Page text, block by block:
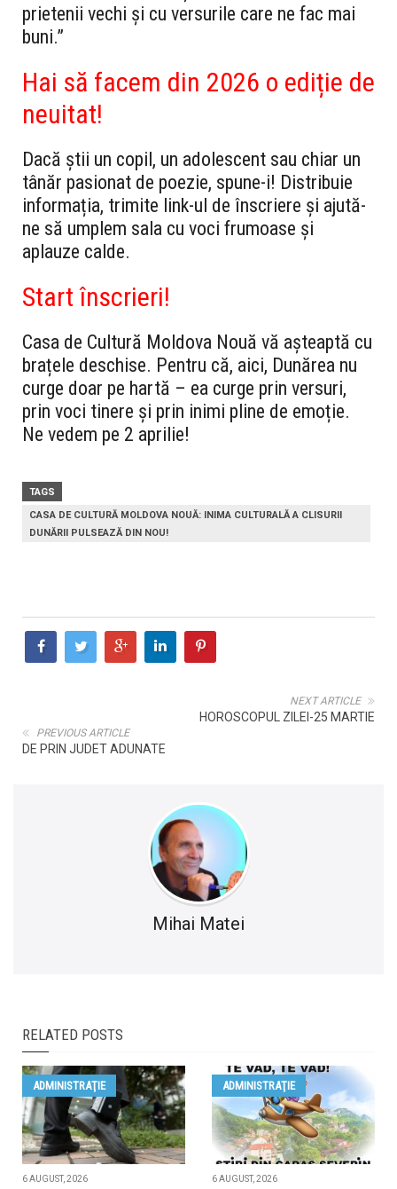
prietenii vechi și cu versurile care ne fac mai
buni.”
Hai să facem din 2026 o ediție de
neuitat!
Dacă știi un copil, un adolescent sau chiar un
tânăr pasionat de poezie, spune-i! Distribuie
informația, trimite link-ul de înscriere și ajută-
ne să umplem sala cu voci frumoase și
aplauze calde.
Start înscrieri!
Casa de Cultură Moldova Nouă vă așteaptă cu
brațele deschise. Pentru că, aici, Dunărea nu
curge doar pe hartă – ea curge prin versuri,
prin voci tinere și prin inimi pline de emoție.
Ne vedem pe 2 aprilie!
TAGS
CASA DE CULTURĂ MOLDOVA NOUĂ: INIMA CULTURALĂ A CLISURII
DUNĂRII PULSEAZĂ DIN NOU!
NEXT ARTICLE
HOROSCOPUL ZILEI-25 MARTIE
PREVIOUS ARTICLE
DE PRIN JUDET ADUNATE
Mihai Matei
RELATED POSTS
ADMINISTRAŢIE
6 AUGUST, 2026
ADMINISTRAŢIE
6 AUGUST, 2026